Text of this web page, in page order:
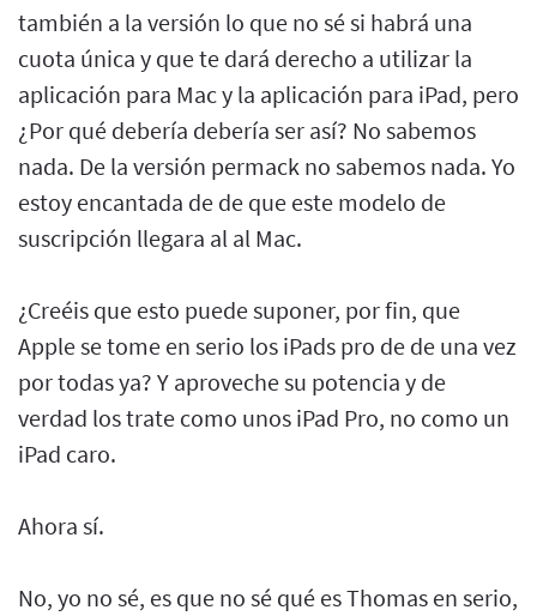
también a la versión lo que no sé si habrá una
cuota única y que te dará derecho a utilizar la
aplicación para Mac y la aplicación para iPad, pero
¿Por qué debería debería ser así? No sabemos
nada. De la versión permack no sabemos nada. Yo
estoy encantada de de que este modelo de
suscripción llegara al al Mac.
¿Creéis que esto puede suponer, por fin, que
Apple se tome en serio los iPads pro de de una vez
por todas ya? Y aproveche su potencia y de
verdad los trate como unos iPad Pro, no como un
iPad caro.
Ahora sí.
No, yo no sé, es que no sé qué es Thomas en serio,